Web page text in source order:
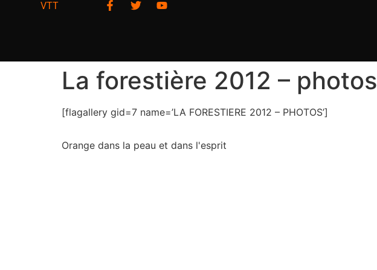
VTT
La forestière 2012 – photos
[flagallery gid=7 name=’LA FORESTIERE 2012 – PHOTOS’]
Orange dans la peau et dans l'esprit